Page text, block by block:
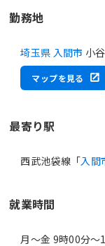
勤務地
埼玉県 入間市 小
マップを見る
最寄り駅
西武池袋線「入間
就業時間
月～金 9時00分